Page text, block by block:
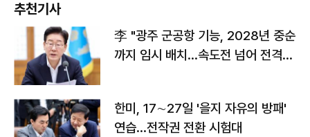
추천기사
李 "광주 군공항 기능, 2028년 중순
까지 임시 배치…속도전 넘어 전격
한미, 17∼27일 '을지 자유의 방패'
연습…전작권 전환 시험대